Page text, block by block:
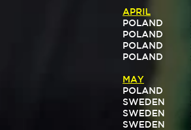
APRIL
POLAND
POLAND
POLAND
POLAND
MAY
POLAND
SWEDEN
SWEDEN
SWEDEN